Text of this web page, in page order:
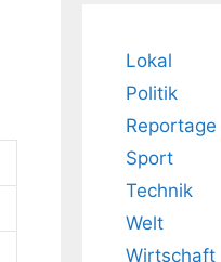
Lokal
Politik
Reportage
Sport
Technik
Welt
Wirtschaft